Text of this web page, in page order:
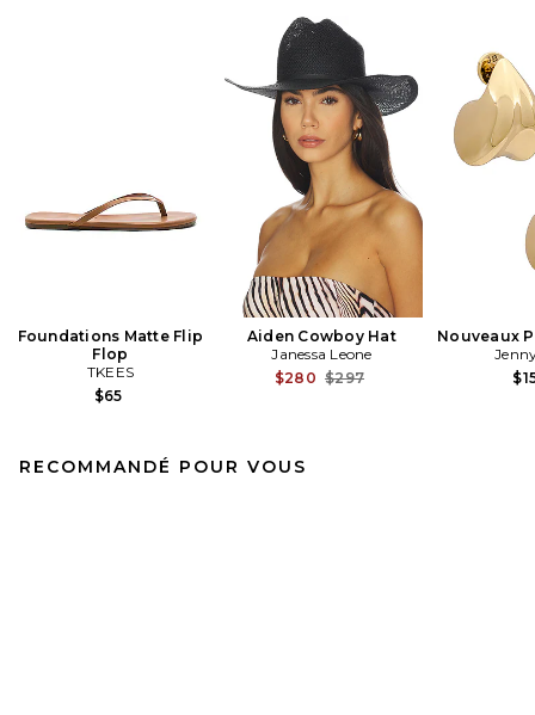
Foundations Matte Flip
Flop
TKEES
$65
Aiden Cowboy Hat
Janessa Leone
$280 Previous price:
$297
Nouveaux
RECOMMANDÉ POUR VOUS